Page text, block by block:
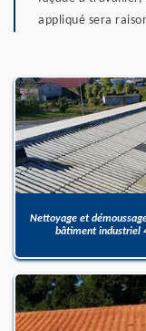
appliqué sera
Nettoyage et
bâtiment industriel